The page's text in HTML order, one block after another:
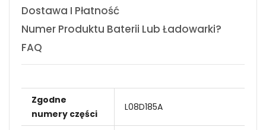
Dostawa I Płatność
Numer Produktu Baterii Lub Ładowarki?
FAQ
Zgodne
numery części
L08D185A